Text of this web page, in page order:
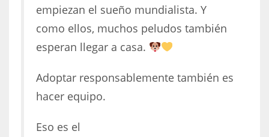
26
empiezan el sueño mundialista. Y
como ellos, muchos peludos también
esperan llegar a casa.
Adoptar responsablemente también es
hacer equipo.
Eso es el